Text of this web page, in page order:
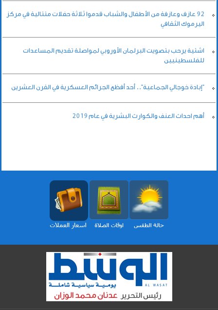
92 عازف وعازفة من الأطفال والشباب قدموا ثلاثة حفلات متتالية في مركز
اليرموك الثقافي
اشتية يرحب بتصويت البرلمان الأوروبي لمواصلة تقديم المساعدات
للفلسطينيين
"إبادة خوجالي الجماعية".. أحد أفظع الجرائم العسكرية في القرن العشرين
أهم احداث العنف والكوارث البشرية في عام 2019